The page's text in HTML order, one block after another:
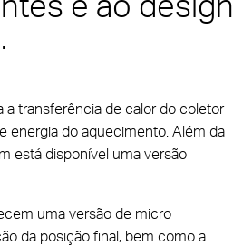
a transferência de calor do coletor
energia do aquecimento. Além da
está disponível uma versão
uma versão de micro
da posição final, bem como a